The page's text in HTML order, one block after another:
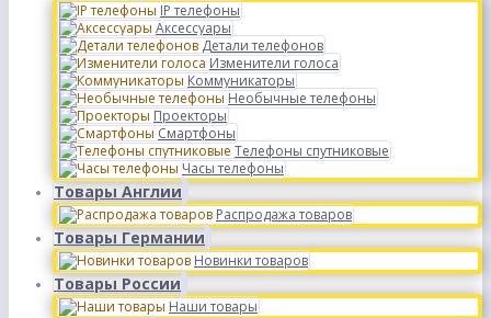
IP телефоны
Аксессуары
Детали телефонов
Изменители голоса
Коммуникаторы
Необычные телефоны
Проекторы
Смартфоны
Телефоны спутниковые
Часы телефоны
Товары Англии
Распродажа товаров
Товары Германии
Новинки товаров
Товары России
Наши товары